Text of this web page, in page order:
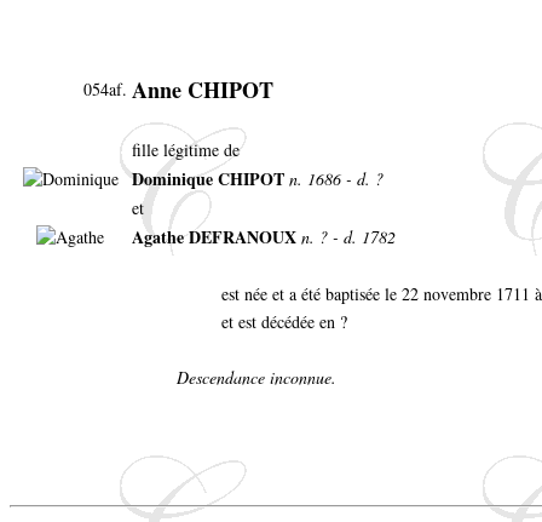
054af. Anne CHIPOT
fille légitime de
Dominique CHIPOT n. 1686 - d. ?
et
Agathe DEFRANOUX n. ? - d. 1782
est née et a été baptisée le 22 novembre 1711
et est décédée en ?
Descendance inconnue.